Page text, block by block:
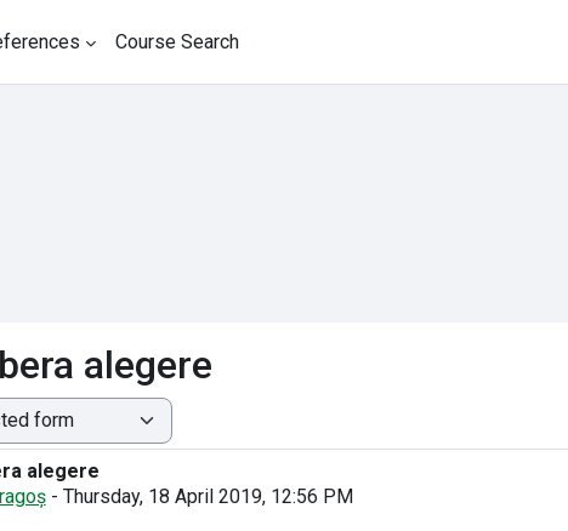
Course Search
alegere
alegere
- Thursday, 18 April 2019, 12:56 PM
0